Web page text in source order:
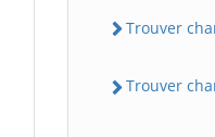
Trouver
Trouver